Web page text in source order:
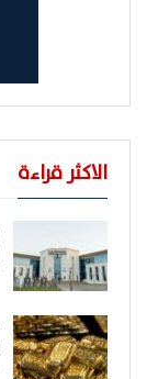
الاكثر قراءة